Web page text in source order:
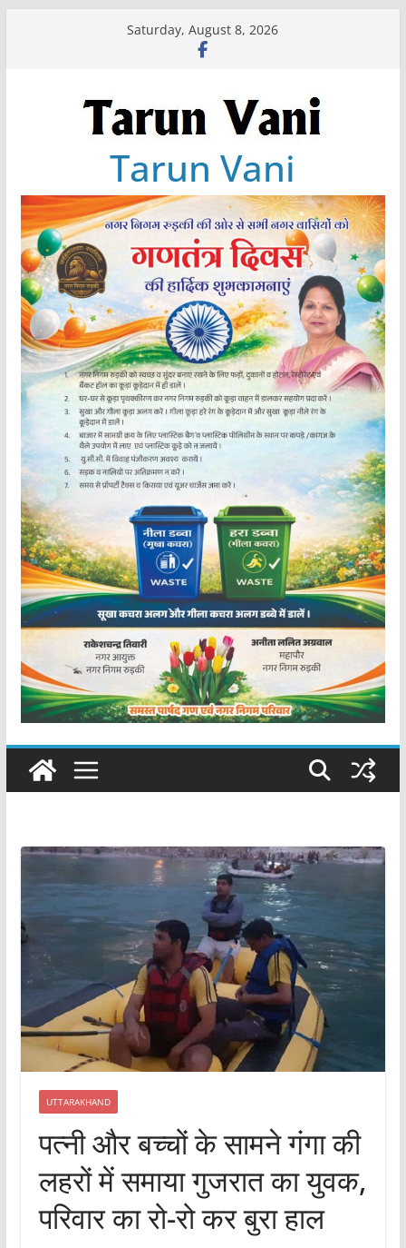
Saturday, August 8, 2026
Tarun Vani
UTTARAKHAND
पत्नी और बच्चों के सामने गंगा की
लहरों में समाया गुजरात का युवक,
परिवार का रो-रो कर बुरा हाल